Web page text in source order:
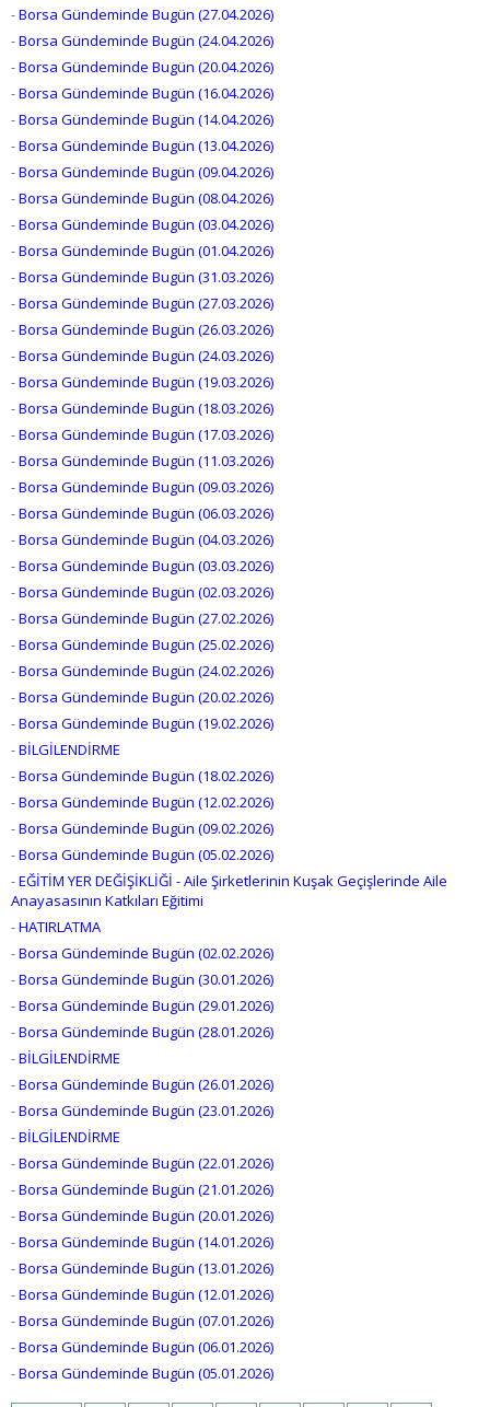
-Borsa Gündeminde Bugün (27.04.2026)
-Borsa Gündeminde Bugün (24.04.2026)
-Borsa Gündeminde Bugün (20.04.2026)
-Borsa Gündeminde Bugün (16.04.2026)
-Borsa Gündeminde Bugün (14.04.2026)
-Borsa Gündeminde Bugün (13.04.2026)
-Borsa Gündeminde Bugün (09.04.2026)
-Borsa Gündeminde Bugün (08.04.2026)
-Borsa Gündeminde Bugün (03.04.2026)
-Borsa Gündeminde Bugün (01.04.2026)
-Borsa Gündeminde Bugün (31.03.2026)
-Borsa Gündeminde Bugün (27.03.2026)
-Borsa Gündeminde Bugün (26.03.2026)
-Borsa Gündeminde Bugün (24.03.2026)
-Borsa Gündeminde Bugün (19.03.2026)
-Borsa Gündeminde Bugün (18.03.2026)
-Borsa Gündeminde Bugün (17.03.2026)
-Borsa Gündeminde Bugün (11.03.2026)
-Borsa Gündeminde Bugün (09.03.2026)
-Borsa Gündeminde Bugün (06.03.2026)
-Borsa Gündeminde Bugün (04.03.2026)
-Borsa Gündeminde Bugün (03.03.2026)
-Borsa Gündeminde Bugün (02.03.2026)
-Borsa Gündeminde Bugün (27.02.2026)
-Borsa Gündeminde Bugün (25.02.2026)
-Borsa Gündeminde Bugün (24.02.2026)
-Borsa Gündeminde Bugün (20.02.2026)
-Borsa Gündeminde Bugün (19.02.2026)
-BİLGİLENDİRME
-Borsa Gündeminde Bugün (18.02.2026)
-Borsa Gündeminde Bugün (12.02.2026)
-Borsa Gündeminde Bugün (09.02.2026)
-Borsa Gündeminde Bugün (05.02.2026)
-EĞİTİM YER DEĞİŞİKLİĞİ - Aile Şirketlerinin Kuşak Geçişlerinde Aile
Anayasasının Katkıları Eğitimi
-HATIRLATMA
-Borsa Gündeminde Bugün (02.02.2026)
-Borsa Gündeminde Bugün (30.01.2026)
-Borsa Gündeminde Bugün (29.01.2026)
-Borsa Gündeminde Bugün (28.01.2026)
-BİLGİLENDİRME
-Borsa Gündeminde Bugün (26.01.2026)
-Borsa Gündeminde Bugün (23.01.2026)
-BİLGİLENDİRME
-Borsa Gündeminde Bugün (22.01.2026)
-Borsa Gündeminde Bugün (21.01.2026)
-Borsa Gündeminde Bugün (20.01.2026)
-Borsa Gündeminde Bugün (14.01.2026)
-Borsa Gündeminde Bugün (13.01.2026)
-Borsa Gündeminde Bugün (12.01.2026)
-Borsa Gündeminde Bugün (07.01.2026)
-Borsa Gündeminde Bugün (06.01.2026)
-Borsa Gündeminde Bugün (05.01.2026)